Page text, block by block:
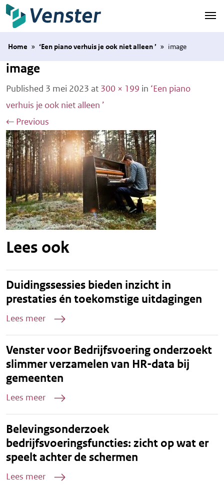
Naar hoofdinhoud
Home » ‘Een piano verhuis je ook niet alleen ’ » image
image
Published 3 mei 2023 at 300 × 199 in ‘Een piano
verhuis je ook niet alleen ’
← Previous
Lees ook
Duidingssessies bieden inzicht in
prestaties én toekomstige uitdagingen
Lees meer
Venster voor Bedrijfsvoering onderzoekt
slimmer verzamelen van HR-data bij
gemeenten
Lees meer
Belevingsonderzoek
bedrijfsvoeringsfuncties: zicht op wat er
speelt achter de schermen
Lees meer